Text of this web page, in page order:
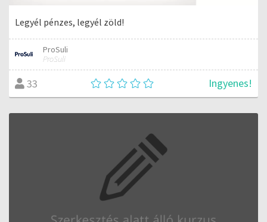
Legyél pénzes, legyél zöld!
ProSuli
ProSuli
33 Ingyenes!